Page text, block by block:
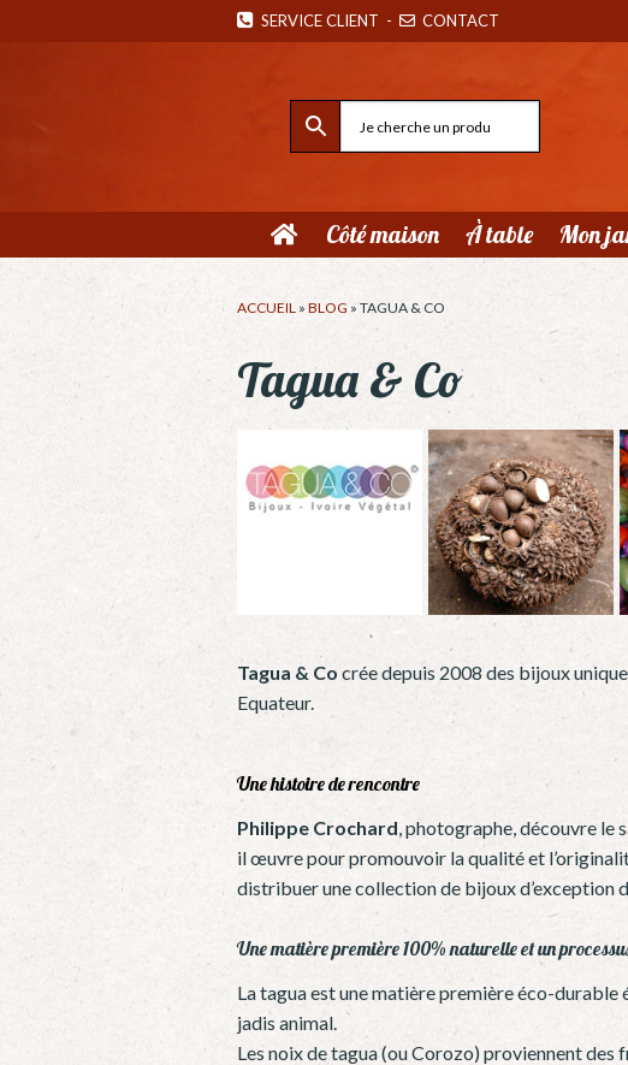
SERVICE CLIENT - CONTACT
Côté maison À table Mon
ACCUEIL » BLOG » TAGUA & CO
Tagua & Co
Tagua & Co crée depuis 2008 des bijoux
Equateur.
Une histoire de rencontre
Philippe Crochard, photographe, découvre le
il œuvre pour promouvoir la qualité et
distribuer une collection de bijoux d’exception
Une matière première 100% naturelle et un
La tagua est une matière première éco-durable
jadis animal.
Les noix de tagua (ou Corozo) proviennent